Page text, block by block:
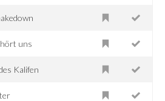
uns
Kalifen